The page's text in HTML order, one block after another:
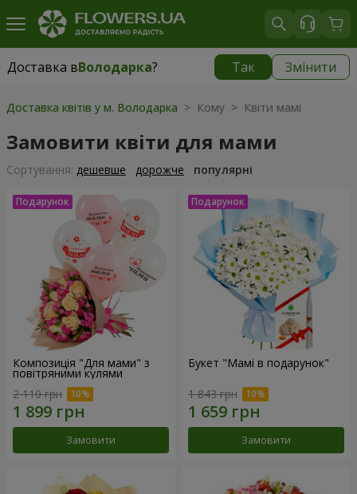
Доставка вВолодарка? Так Змінити
Доставка вВолодарка|
Доставка квітів у м. Володарка > Кому > Квіти мамі
Замовити квіти для мами
Сортування: дешевше дорожче популярні
Композиція "Для мами" з
повітряними кулями
2 110 грн
Замовити
Букет "Мамі в подарунок"
1 843 грн
Замовити